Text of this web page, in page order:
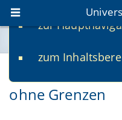
zur
zum
uni.vers
ohne Grenzen